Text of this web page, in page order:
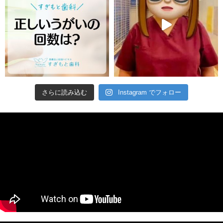
さらに読み込む Instagram でフォロー